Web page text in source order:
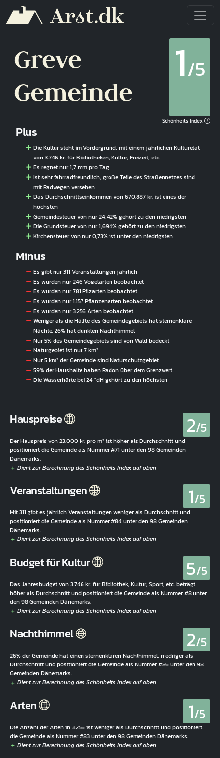
Greve
Gemeinde
1/5
Schönheits Index
Plus
Die Kultur steht im Vordergrund, mit einem jährlichen Kulturetat
von 3.746 kr. für Bibliotheken, Kultur, Freizeit, etc.
Es regnet nur 1,7 mm pro Tag
Ist sehr fahrradfreundlich, große Teile des Straßennetzes sind
mit Radwegen versehen
Das Durchschnittseinkommen von 670.887 kr. ist eines der
höchsten
Gemeindesteuer von nur 24,42% gehört zu den niedrigsten
Die Grundsteuer von nur 1,694% gehört zu den niedrigsten
Kirchensteuer von nur 0,73% ist unter den niedrigsten
Minus
Es gibt nur 311 Veranstaltungen jährlich
Es wurden nur 246 Vogelarten beobachtet
Es wurden nur 781 Pilzarten beobachtet
Es wurden nur 1.157 Pflanzenarten beobachtet
Es wurden nur 3.256 Arten beobachtet
Weniger als die Hälfte des Gemeindegebiets hat sternenklare
Nächte, 26% hat dunklen Nachthimmel
Nur 5% des Gemeindegebiets sind von Wald bedeckt
Naturgebiet ist nur 7 km²
Nur 5 km² der Gemeinde sind Naturschutzgebiet
59% der Haushalte haben Radon über dem Grenzwert
Die Wasserhärte bei 24 °dH gehört zu den höchsten
Hauspreise 2/5
Der Hauspreis von 23.000 kr. pro m² ist höher als Durchschnitt und
positioniert die Gemeinde als Nummer #71 unter den 98 Gemeinden
Dänemarks.
Veranstaltungen 1/5
Mit 311 gibt es jährlich Veranstaltungen weniger als Durchschnitt und
positioniert die Gemeinde als Nummer #84 unter den 98 Gemeinden
Dänemarks.
Budget für Kultur 5/5
Das Jahresbudget von 3.746 kr. für Bibliothek, Kultur, Sport, etc. beträgt
höher als Durchschnitt und positioniert die Gemeinde als Nummer #8 unter
den 98 Gemeinden Dänemarks.
Nachthimmel 2/5
26% der Gemeinde hat einen sternenklaren Nachthimmel, niedriger als
Durchschnitt und positioniert die Gemeinde als Nummer #86 unter den 98
Gemeinden Dänemarks.
Arten 1/5
Die Anzahl der Arten in 3.256 ist weniger als Durchschnitt und positioniert
die Gemeinde als Nummer #83 unter den 98 Gemeinden Dänemarks.